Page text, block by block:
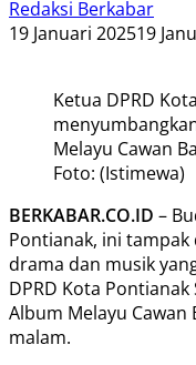
Redaksi Berkabar
19 Januari 202519
Ketua DPRD
Melayu Cawan
Foto: (Istimewa)
BERKABAR.CO.ID –
Pontianak, ini
drama dan musik
DPRD Kota
Album Melayu Cawan
malam.